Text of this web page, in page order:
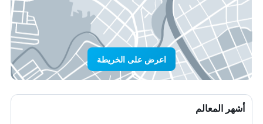
اعرض على الخريطة
أشهر المعالم